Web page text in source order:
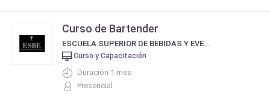
Curso de Bartender
ESCUELA SUPERIOR DE BEBIDAS Y EVENTOS
Curso y Capacitación
Duración 1 mes
Presencial